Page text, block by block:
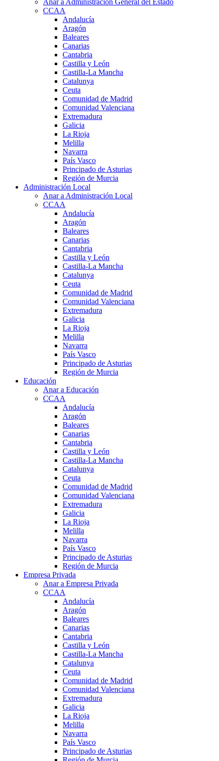
CCAA
Andalucía
Aragón
Baleares
Canarias
Cantabria
Castilla y León
Castilla-La Mancha
Catalunya
Ceuta
Comunidad de Madrid
Comunidad Valenciana
Extremadura
Galicia
La Rioja
Melilla
Navarra
País Vasco
Principado de Asturias
Región de Murcia
Administración Local
Anar a Administración Local
CCAA
Andalucía
Aragón
Baleares
Canarias
Cantabria
Castilla y León
Castilla-La Mancha
Catalunya
Ceuta
Comunidad de Madrid
Comunidad Valenciana
Extremadura
Galicia
La Rioja
Melilla
Navarra
País Vasco
Principado de Asturias
Región de Murcia
Educación
Anar a Educación
CCAA
Andalucía
Aragón
Baleares
Canarias
Cantabria
Castilla y León
Castilla-La Mancha
Catalunya
Ceuta
Comunidad de Madrid
Comunidad Valenciana
Extremadura
Galicia
La Rioja
Melilla
Navarra
País Vasco
Principado de Asturias
Región de Murcia
Empresa Privada
Anar a Empresa Privada
CCAA
Andalucía
Aragón
Baleares
Canarias
Cantabria
Castilla y León
Castilla-La Mancha
Catalunya
Ceuta
Comunidad de Madrid
Comunidad Valenciana
Extremadura
Galicia
La Rioja
Melilla
Navarra
País Vasco
Principado de Asturias